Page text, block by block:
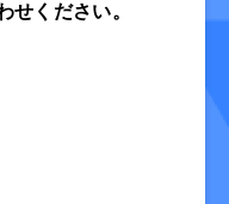
せください。